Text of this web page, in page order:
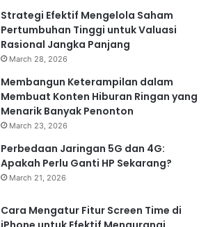
Strategi Efektif Mengelola Saham
Pertumbuhan Tinggi untuk Valuasi
Rasional Jangka Panjang
March 28, 2026
Membangun Keterampilan dalam
Membuat Konten Hiburan Ringan yang
Menarik Banyak Penonton
March 23, 2026
Perbedaan Jaringan 5G dan 4G:
Apakah Perlu Ganti HP Sekarang?
March 21, 2026
Cara Mengatur Fitur Screen Time di